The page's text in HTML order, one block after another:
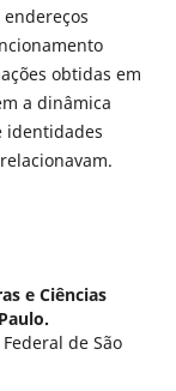
obtidas em
a dinâmica
identidades
e Ciências
de São